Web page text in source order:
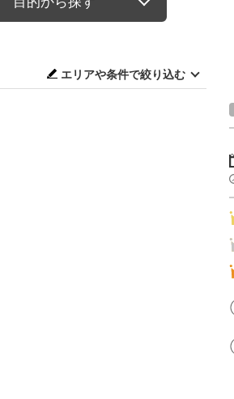
エリアや条件で絞り込む